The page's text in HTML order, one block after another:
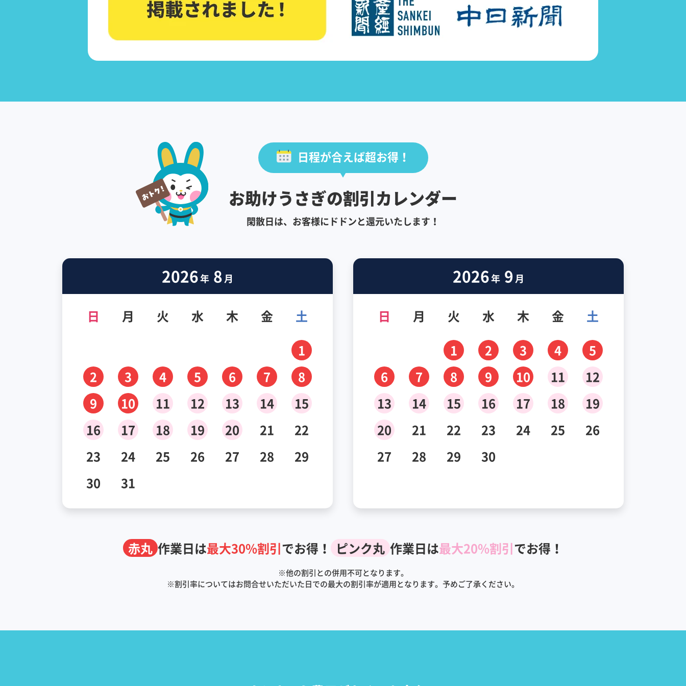
日程が合えば超お得！
お助けうさぎの割引カレンダー
閑散日は、お客様にドドンと還元いたします！
2026年 8月
日 月 火 水 木 金
土
1
2
3 4 5 6 7
8
9
10 11 12 13 14
15
16
17 18 19 20 21
22
23
24 25 26 27 28
29
30
31
2026年 9月
日 月 火 水 木 金
土
1
2 3 4
5
6
7 8 9 10 11
12
13
14 15 16 17 18
19
20
21 22 23 24 25
26
27
28 29 30
赤丸 作業日は最大30%割引でお得！ ピンク丸 作業日は最大20%割引でお得！
※他の割引との併用不可となります。
※割引率についてはお問合せいただいた日での最大の割引率が適用となります。予めご了承ください。